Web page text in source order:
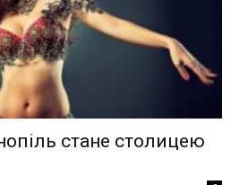
стане столицею